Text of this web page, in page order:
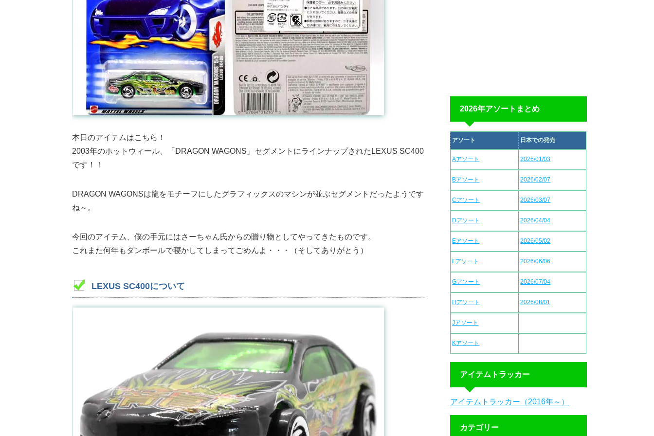
本日のアイテムはこちら！
2003年のホットウィール、「DRAGON WAGONS」セグメントにラインナップされたLEXUS SC400
です！！
DRAGON WAGONSは龍をモチーフにしたグラフィックスのマシンが並ぶセグメントだったようです
ね～。
今回のアイテム、僕の手元にはさーちゃん氏からの贈り物としてやってきたものです。
これまた何年もダンボールで寝かしてしまってごめんよ・・・（そしてありがとう）
LEXUS SC400について
2026年アソートまとめ
アソート 日本での発売
Aアソート 2026/01/03
Bアソート 2026/02/07
Cアソート 2026/03/07
Dアソート 2026/04/04
Eアソート 2026/05/02
Fアソート 2026/06/06
Gアソート 2026/07/04
Hアソート 2026/08/01
Jアソート
Kアソート
アイテムトラッカー
アイテムトラッカー（2016年～）
カテゴリー